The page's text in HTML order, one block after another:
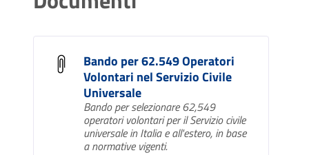
Bando per 62.549 Operatori
Volontari nel Servizio Civile
Universale
Bando per selezionare 62,549
operatori volontari per il Servizio civile
universale in Italia e all'estero, in base
a normative vigenti.